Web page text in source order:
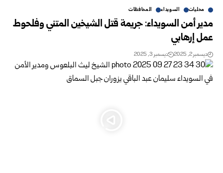
محليات السويداء المحافظات
مدير أمن السويداء: جريمة قتل الشيخين المتني وفلحوط
عمل إرهابي
ديسمبر 2, 2025 ديسمبر 3, 2025